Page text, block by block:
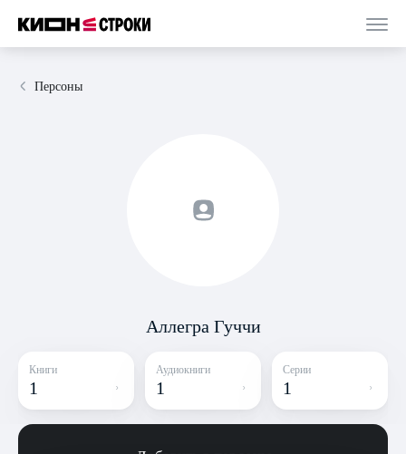
Персоны
Аллегра Гуччи
Книги
1
Аудиокниги
1
Серии
1